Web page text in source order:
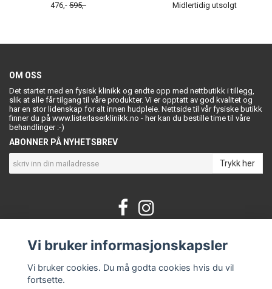
476,- 595,- Midlertidig utsolgt
OM OSS
Det startet med en fysisk klinikk og endte opp med nettbutikk i tillegg,
slik at alle får tilgang til våre produkter. Vi er opptatt av god kvalitet og
har en stor lidenskap for alt innen hudpleie. Nettside til vår fysiske butikk
finner du på www.listerlaserklinikk.no - her kan du bestille time til våre
behandlinger :-)
ABONNER PÅ NYHETSBREV
Trykk her
KONTAKT OSS
Om oss
Kontakt
Vi bruker informasjonskapsler
Vi bruker cookies. Du må godta cookies hvis du vil
fortsette.